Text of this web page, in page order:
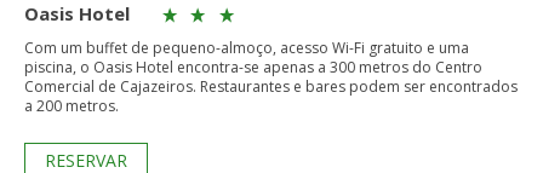
Oasis Hotel
Com um buffet de pequeno-almoço, acesso Wi-Fi gratuito e uma
piscina, o Oasis Hotel encontra-se apenas a 300 metros do Centro
Comercial de Cajazeiros. Restaurantes e bares podem ser encontrados
a 200 metros.
RESERVAR